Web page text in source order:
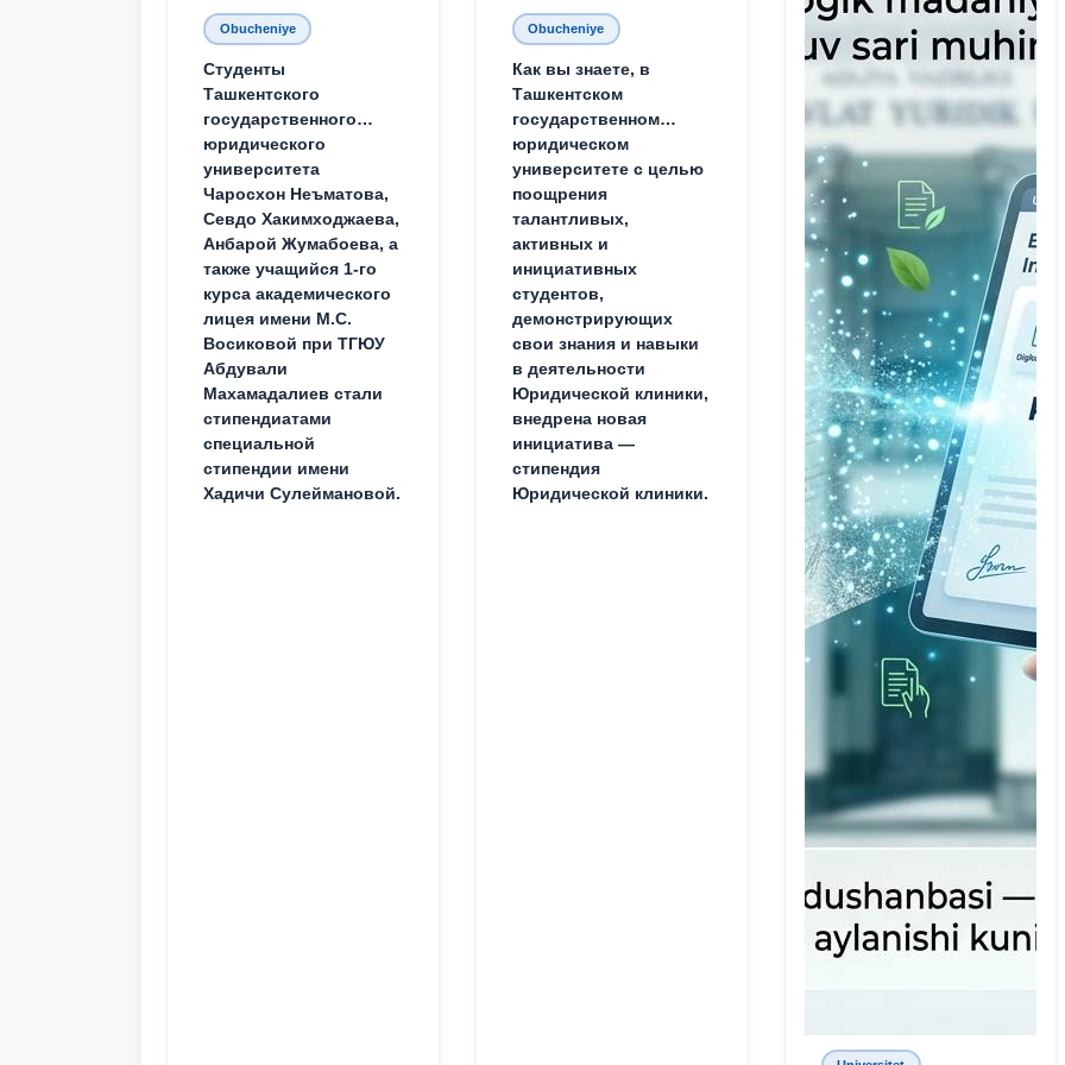
Obucheniye
Студенты
Ташкентского
государственного
юридического
университета
Чаросхон Неъматова,
Севдо Хакимходжаева,
Анбарой Жумабоева, а
также учащийся 1-го
курса академического
лицея имени М.С.
Восиковой при ТГЮУ
Абдували
Махамадалиев стали
стипендиатами
специальной
стипендии имени
Хадичи Сулеймановой.
Obucheniye
Как вы знаете, в
Ташкентском
государственном
юридическом
университете с целью
поощрения
талантливых,
активных и
инициативных
студентов,
демонстрирующих
свои знания и навыки
в деятельности
Юридической клиники,
внедрена новая
инициатива —
стипендия
Юридической клиники.